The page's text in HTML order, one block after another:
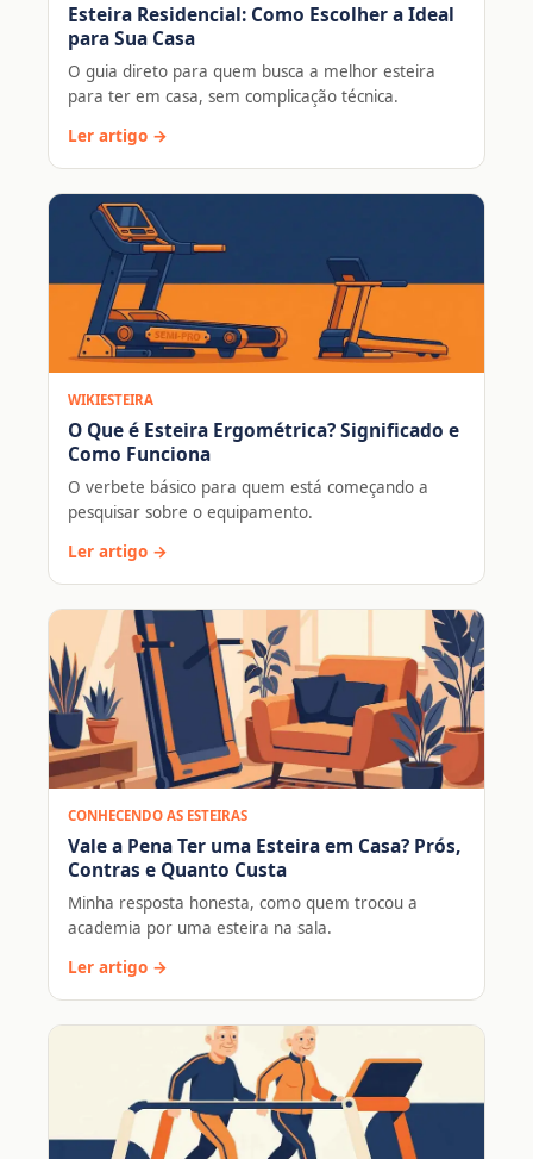
Esteira Residencial: Como Escolher a Ideal
para Sua Casa
O guia direto para quem busca a melhor esteira
para ter em casa, sem complicação técnica.
Ler artigo →
WIKIESTEIRA
O Que é Esteira Ergométrica? Significado e
Como Funciona
O verbete básico para quem está começando a
pesquisar sobre o equipamento.
Ler artigo →
CONHECENDO AS ESTEIRAS
Vale a Pena Ter uma Esteira em Casa? Prós,
Contras e Quanto Custa
Minha resposta honesta, como quem trocou a
academia por uma esteira na sala.
Ler artigo →